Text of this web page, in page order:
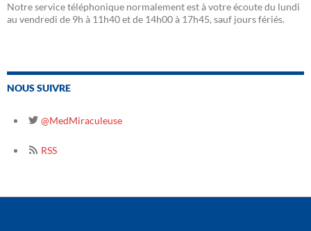
Notre service téléphonique normalement est à votre écoute du lundi
au vendredi de 9h à 11h40 et de 14h00 à 17h45, sauf jours fériés.
NOUS SUIVRE
@MedMiraculeuse
RSS